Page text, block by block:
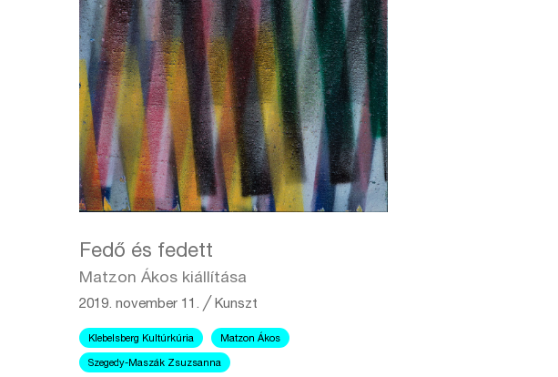
Fedő és fedett
Matzon Ákos kiállítása
2019. november 11. ╱Kunszt
Klebelsberg Kultúrkúria Matzon Ákos
Szegedy-Maszák Zsuzsanna